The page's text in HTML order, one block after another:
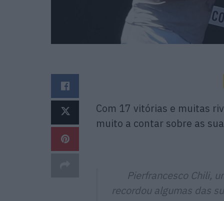
Com 17 vitórias e muitas
muito a contar sobre as
Pierfrancesco Chili,
recordou algumas das